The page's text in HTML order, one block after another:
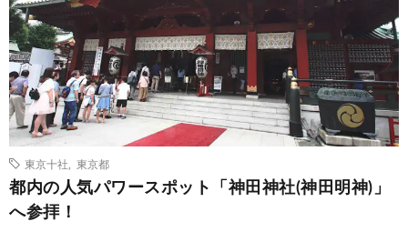
東京十社 東京都
都内の人気パワースポット「神田神社(神田明神)」
へ参拝！